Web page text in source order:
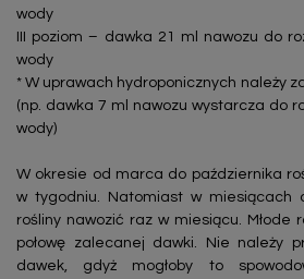
wody
III poziom – dawka 21 ml nawozu do
wody
* W uprawach hydroponicznych należy
(np. dawka 7 ml nawozu wystarcza do
wody)
W okresie od marca do października
w tygodniu. Natomiast w miesiącach
rośliny nawozić raz w miesiącu. Młode
połowę zalecanej dawki. Nie należy
dawek, gdyż mogłoby to